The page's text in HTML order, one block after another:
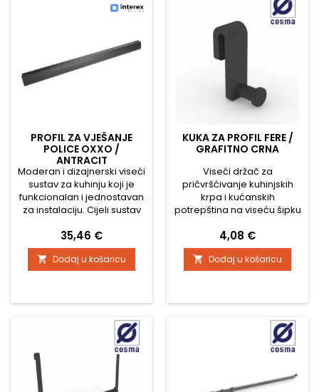
odozdo u OXXO profil.
potrebi i nakon postavljanja
na zid. Na...
PROFIL ZA VJEŠANJE
POLICE OXXO /
ANTRACIT
Moderan i dizajnerski viseći
sustav za kuhinju koji je
funkcionalan i jednostavan
za instalaciju. Cijeli sustav
profila, zidnih nosača i
pojedinih dodataka.
Moderna antracitna
površina s neuobičajenim
samo u kuhinji. Paket sadrži
set i dvije završne kapice.
Cijena
35,46 €
 Dodaj u košaricu
KUKA ZA PROFIL FERE /
GRAFITNO CRNA
Viseći držač za
pričvršćivanje kuhinjskih
krpa i kućanskih
potrepština na viseću šipku
komad. Detaljne dimenzije
pronaći ćete na slikama.
Cijena
4,08 €
 Dodaj u košaricu